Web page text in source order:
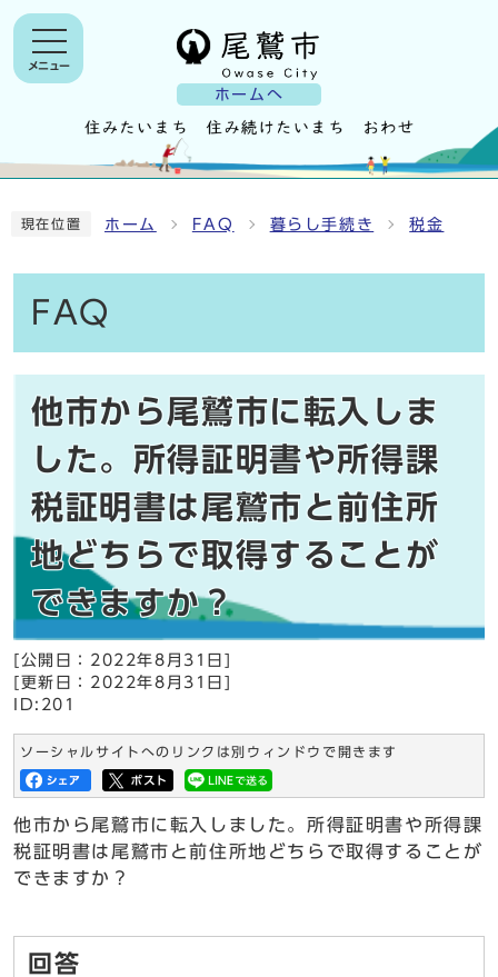
ホームへ
メニュー
現在位置 ホーム FAQ 暮らし手続き 税金
FAQ
他市から尾鷲市に転入しま
した。所得証明書や所得課
税証明書は尾鷲市と前住所
地どちらで取得することが
できますか？
[公開日：2022年8月31日]
[更新日：2022年8月31日]
ID:201
ソーシャルサイトへのリンクは別ウィンドウで開きます
他市から尾鷲市に転入しました。所得証明書や所得課
税証明書は尾鷲市と前住所地どちらで取得することが
できますか？
回答